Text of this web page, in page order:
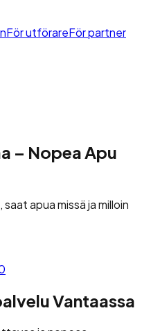
För utförareFör partner
– Nopea Apu
apua missä ja milloin
Vantaassa